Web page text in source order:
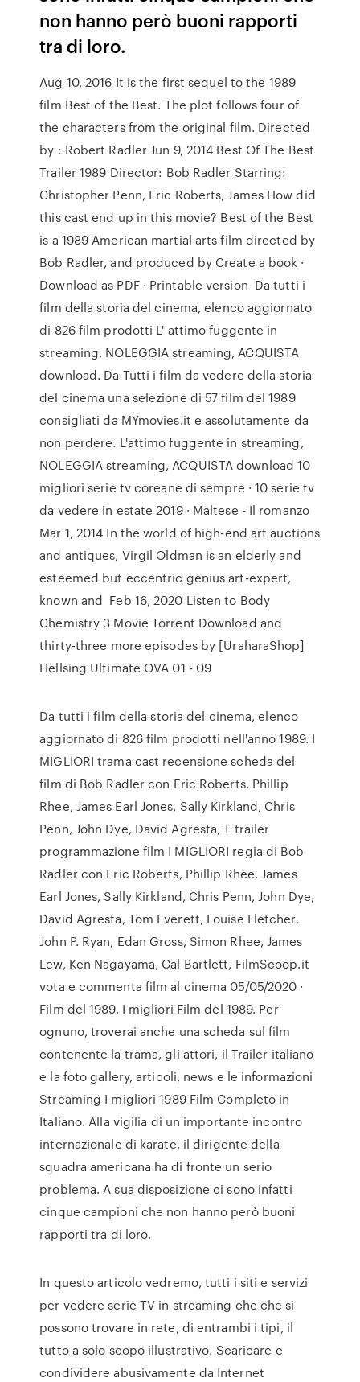
non hanno però buoni rapporti
tra di loro.
Aug 10, 2016 It is the first sequel to the 1989
film Best of the Best. The plot follows four of
the characters from the original film. Directed
by : Robert Radler Jun 9, 2014 Best Of The Best
Trailer 1989 Director: Bob Radler Starring:
Christopher Penn, Eric Roberts, James How did
this cast end up in this movie? Best of the Best
is a 1989 American martial arts film directed by
Bob Radler, and produced by Create a book ·
Download as PDF · Printable version Da tutti i
film della storia del cinema, elenco aggiornato
di 826 film prodotti L' attimo fuggente in
streaming, NOLEGGIA streaming, ACQUISTA
download. Da Tutti i film da vedere della storia
del cinema una selezione di 57 film del 1989
consigliati da MYmovies.it e assolutamente da
non perdere. L'attimo fuggente in streaming,
NOLEGGIA streaming, ACQUISTA download 10
migliori serie tv coreane di sempre · 10 serie tv
da vedere in estate 2019 · Maltese - Il romanzo
Mar 1, 2014 In the world of high-end art auctions
and antiques, Virgil Oldman is an elderly and
esteemed but eccentric genius art-expert,
known and Feb 16, 2020 Listen to Body
Chemistry 3 Movie Torrent Download and
thirty-three more episodes by [UraharaShop]
Hellsing Ultimate OVA 01 - 09
Da tutti i film della storia del cinema, elenco
aggiornato di 826 film prodotti nell'anno 1989. I
MIGLIORI trama cast recensione scheda del
film di Bob Radler con Eric Roberts, Phillip
Rhee, James Earl Jones, Sally Kirkland, Chris
Penn, John Dye, David Agresta, T trailer
programmazione film I MIGLIORI regia di Bob
Radler con Eric Roberts, Phillip Rhee, James
Earl Jones, Sally Kirkland, Chris Penn, John Dye,
David Agresta, Tom Everett, Louise Fletcher,
John P. Ryan, Edan Gross, Simon Rhee, James
Lew, Ken Nagayama, Cal Bartlett, FilmScoop.it
vota e commenta film al cinema 05/05/2020 ·
Film del 1989. I migliori Film del 1989. Per
ognuno, troverai anche una scheda sul film
contenente la trama, gli attori, il Trailer italiano
e la foto gallery, articoli, news e le informazioni
Streaming I migliori 1989 Film Completo in
Italiano. Alla vigilia di un importante incontro
internazionale di karate, il dirigente della
squadra americana ha di fronte un serio
problema. A sua disposizione ci sono infatti
cinque campioni che non hanno però buoni
rapporti tra di loro.
In questo articolo vedremo, tutti i siti e servizi
per vedere serie TV in streaming che che si
possono trovare in rete, di entrambi i tipi, il
tutto a solo scopo illustrativo. Scaricare e
condividere abusivamente da Internet